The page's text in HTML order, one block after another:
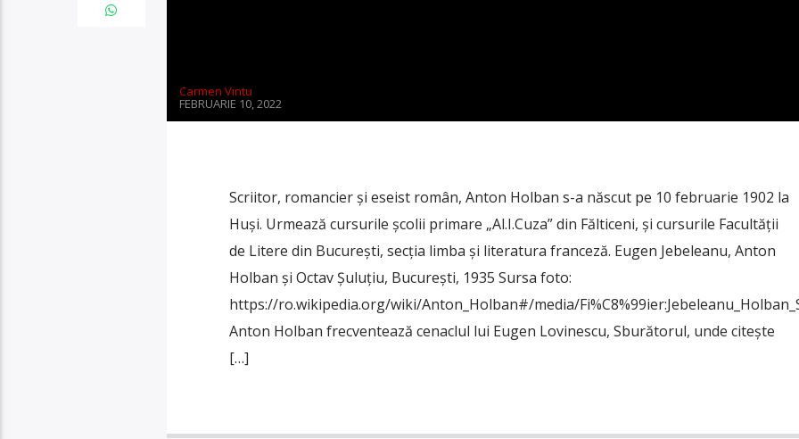
Carmen Vintu
FEBRUARIE 10, 2022
Scriitor, romancier și eseist român, Anton Holban s-a născut pe 10 februarie 1902 la
Huși. Urmează cursurile școlii primare „Al.I.Cuza” din Fălticeni, și cursurile Facultății
de Litere din București, secția limba și literatura franceză. Eugen Jebeleanu, Anton
Holban și Octav Șuluțiu, București, 1935 Sursa foto:
https://ro.wikipedia.org/wiki/Anton_Holban#/media/
Anton Holban frecventează cenaclul lui Eugen Lovinescu, Sburătorul, unde citește
[…]